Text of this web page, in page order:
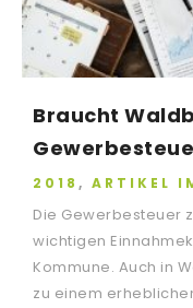
Braucht
2018 , ARTIKEL
Die Gewerbesteuer
wichtigen
Kommune. Auch in
zu einem